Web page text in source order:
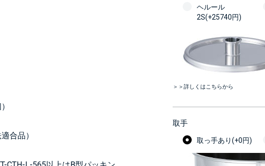
合品）
ヘルール
2S(+25740円)
＞＞詳しくはこちらから
取手
取っ手あり(+0円)